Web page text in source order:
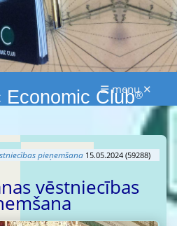
Economic Club®
☰ menu ✕
pieņemšana 15.05.2024 (59288)
vēstniecības